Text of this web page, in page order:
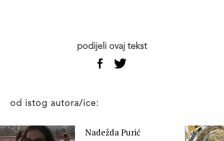
podijeli ovaj tekst
od istog autora/ice:
Nadežda Purić